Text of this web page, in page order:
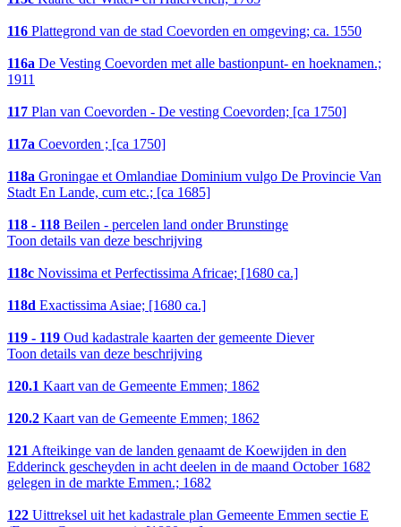
116 Plattegrond van de stad Coevorden en omgeving; ca. 1550
116a De Vesting Coevorden met alle bastionpunt- en hoeknamen.;
1911
117 Plan van Coevorden - De vesting Coevorden; [ca 1750]
117a Coevorden ; [ca 1750]
118a Groningae et Omlandiae Dominium vulgo De Provincie Van
Stadt En Lande, cum etc.; [ca 1685]
118 - 118 Beilen - percelen land onder Brunstinge
Toon details van deze beschrijving
118c Novissima et Perfectissima Africae; [1680 ca.]
118d Exactissima Asiae; [1680 ca.]
119 - 119 Oud kadastrale kaarten der gemeente Diever
Toon details van deze beschrijving
120.1 Kaart van de Gemeente Emmen; 1862
120.2 Kaart van de Gemeente Emmen; 1862
121Afteikinge van de landen genaamt de Koewijden in den
Edderinck gescheyden in acht deelen in de maand October 1682
gelegen in de markte Emmen.; 1682
122 Uittreksel uit het kadastrale plan Gemeente Emmen sectie E